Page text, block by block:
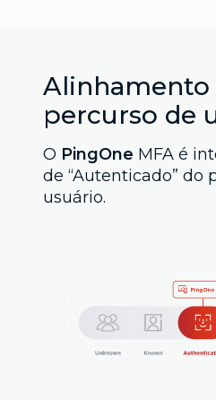
Alinhamento
percurso de
O PingOne MFA é
de “Autenticado” do
usuário.